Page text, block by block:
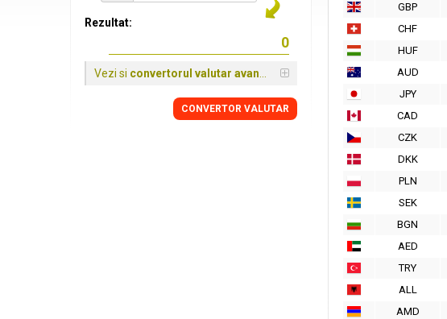
GBP
CHF
HUF
AUD
JPY
CAD
CZK
DKK
PLN
SEK
BGN
AED
TRY
ALL
AMD
Rezultat:
Vezi si convertorul valutar avansat
CONVERTOR VALUTAR